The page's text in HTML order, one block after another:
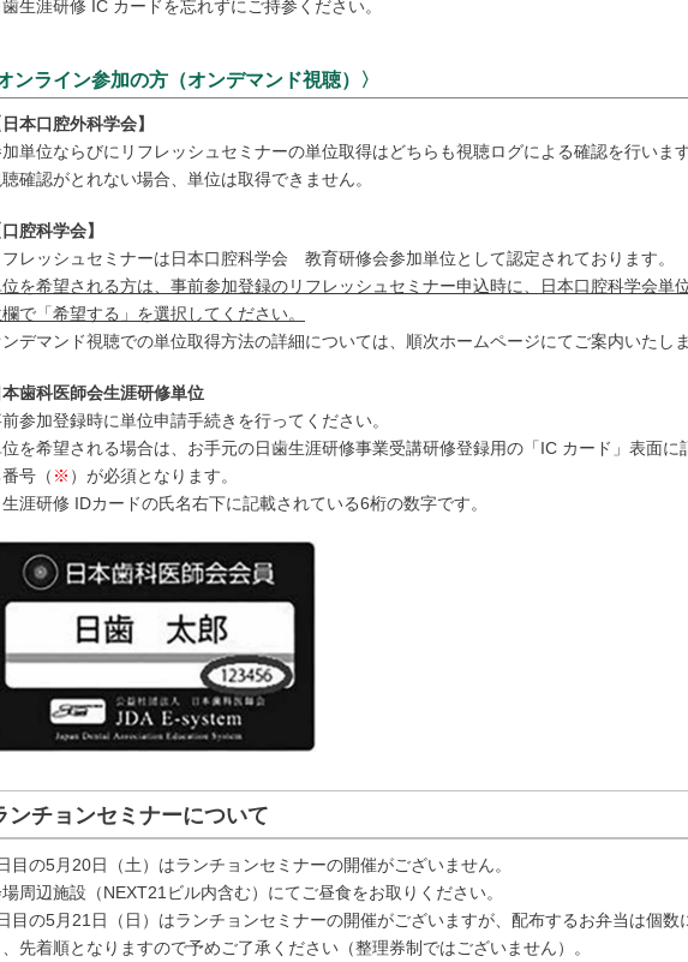
歯生涯研修 IC カードを忘れずにご持参ください。
オンライン参加の方（オンデマンド視聴）〉
日本口腔外科学会】
単位ならびにリフレッシュセミナーの単位取得はどちらも視聴ログによる確認を行います
確認がとれない場合、単位は取得できません。
口腔科学会】
フレッシュセミナーは日本口腔科学会 教育研修会参加単位として認定されております。
を希望される方は、事前参加登録のリフレッシュセミナー申込時に、日本口腔科学会単
で「希望する」を選択してください。
ンデマンド視聴での単位取得方法の詳細については、順次ホームページにてご案内いたしま
本歯科医師会生涯研修単位
参加登録時に単位申請手続きを行ってください。
を希望される場合は、お手元の日歯生涯研修事業受講研修登録用の「IC カード」表面に
号（ ※ ）が必須となります。
生涯研修 IDカードの氏名右下に記載されている6桁の数字です。
ンチョンセミナーについて
目の5月20日（土）はランチョンセミナーの開催がございません。
周辺施設（NEXT21ビル内含む）にてご昼食をお取りください。
目の5月21日（日）はランチョンセミナーの開催がございますが、配布するお弁当は個数
、先着順となりますので予めご了承ください（整理券制ではございません）。